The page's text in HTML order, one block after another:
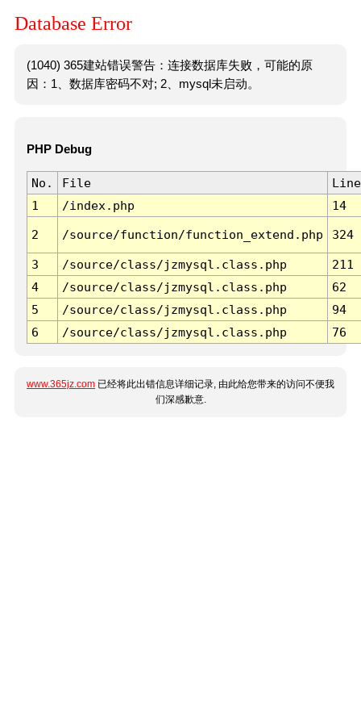
Database Error
(1040) 365建站错误警告：连接数据库失败，可能的原
因：1、数据库密码不对; 2、mysql未启动。
PHP Debug
No. File
Line
1
/index.php 14
2 /source/function/function_extend.php 324
3 /source/class/jzmysql.class.php
211
4
/source/class/jzmysql.class.php
62
5
/source/class/jzmysql.class.php
94
6
/source/class/jzmysql.class.php 76
www.365jz.com 已经将此出错信息详细记录, 由此给您带来的访问不便我
们深感歉意.